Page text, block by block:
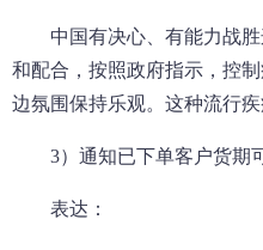
中国有决心、有能力战胜
和配合，按照政府指示，控
边氛围保持乐观。这种流行
3）通知已下单客户货期可
表达：